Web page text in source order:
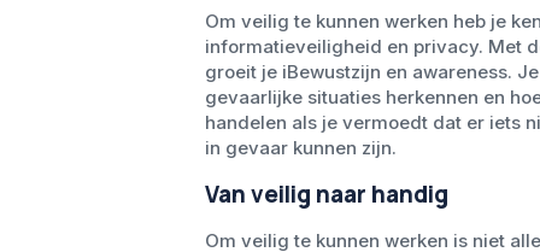
Om veilig te kunnen werken heb je
informatieveiligheid en privacy. Met
groeit je iBewustzijn en awareness.
gevaarlijke situaties herkennen en
handelen als je vermoedt dat er iets
in gevaar kunnen zijn.
Van veilig naar handig
Om veilig te kunnen werken is niet